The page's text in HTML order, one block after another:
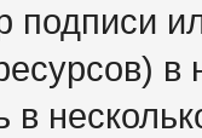
подписи
в
в